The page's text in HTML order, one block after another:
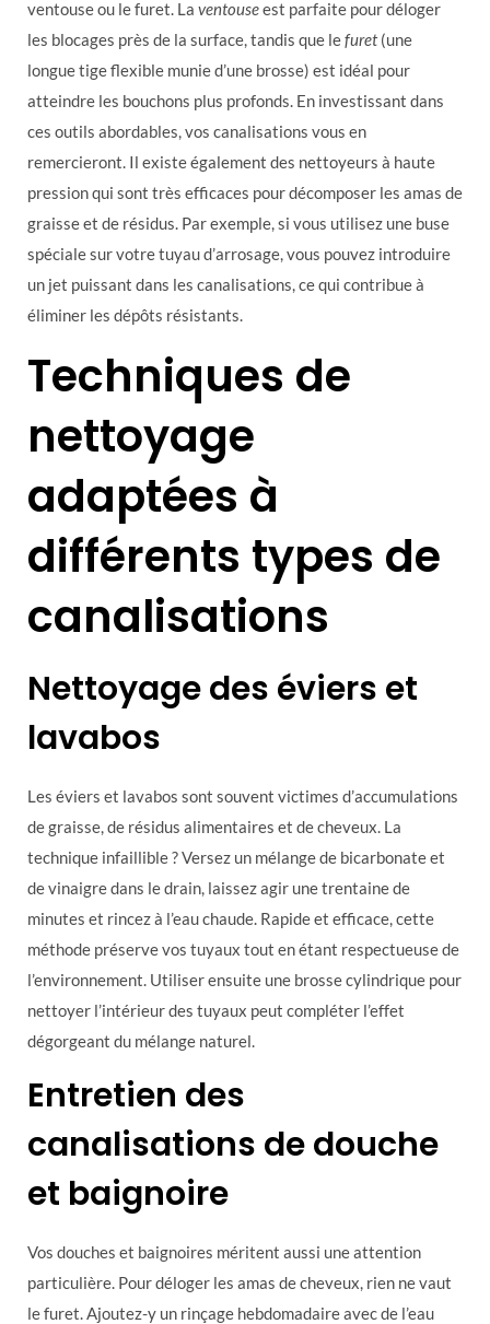
ventouse ou le furet. La ventouseest parfaite pour déloger
les blocages près de la surface, tandis que lefuret(une
longue tige flexible munie d’une brosse) est idéal pour
atteindre les bouchons plus profonds. En investissant dans
ces outils abordables, vos canalisations vous en
remercieront. Il existe également des nettoyeurs à haute
pression qui sont très efficaces pour décomposer les amas de
graisse et de résidus. Par exemple, si vous utilisez une buse
spéciale sur votre tuyau d’arrosage, vous pouvez introduire
un jet puissant dans les canalisations, ce qui contribue à
éliminer les dépôts résistants.
Techniques de
nettoyage
adaptées à
différents types de
canalisations
Nettoyage des éviers et
lavabos
Les éviers et lavabos sont souvent victimes d’accumulations
de graisse, de résidus alimentaires et de cheveux. La
technique infaillible ? Versez un mélange de bicarbonate et
de vinaigre dans le drain, laissez agir une trentaine de
minutes et rincez à l’eau chaude. Rapide et efficace, cette
méthode préserve vos tuyaux tout en étant respectueuse de
l’environnement. Utiliser ensuite une brosse cylindrique pour
nettoyer l’intérieur des tuyaux peut compléter l’effet
dégorgeant du mélange naturel.
Entretien des
canalisations de douche
et baignoire
Vos douches et baignoires méritent aussi une attention
particulière. Pour déloger les amas de cheveux, rien ne vaut
le furet. Ajoutez-y un rinçage hebdomadaire avec de l’eau